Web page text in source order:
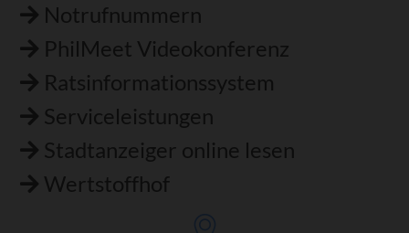
Notrufnummern
PhilMeet Videokonferenz
Ratsinformationssystem
Serviceleistungen
Stadtanzeiger online lesen
Wertstoffhof